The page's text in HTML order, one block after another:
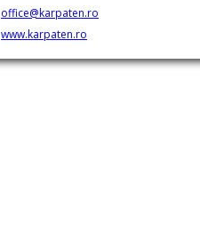
office@karpaten.ro
www.karpaten.ro